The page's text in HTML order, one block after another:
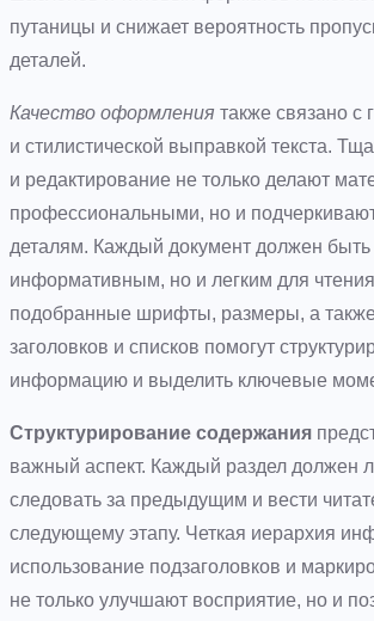
путаницы и снижает вероятность
деталей.
Качество оформления также связано с
и стилистической выправкой текста.
и редактирование не только делают
профессиональными, но и
деталям. Каждый документ должен быть
информативным, но и легким для
подобранные шрифты, размеры, а
заголовков и списков помогут
информацию и выделить ключевые
Структурирование содержания
важный аспект. Каждый раздел должен
следовать за предыдущим и вести
следующему этапу. Четкая иерархия
использование подзаголовков и
не только улучшают восприятие, но и